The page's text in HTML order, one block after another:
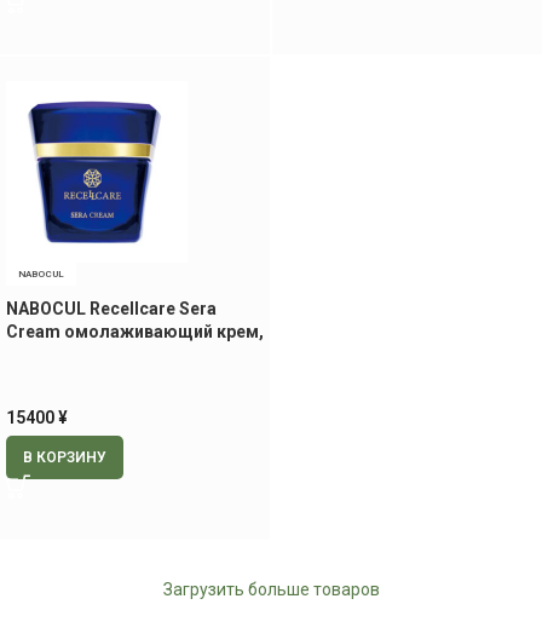
NABOCUL
NABOCUL Recellcare Sera
Cream омолаживающий крем,
15400¥
В КОРЗИНУ
Загрузить больше товаров